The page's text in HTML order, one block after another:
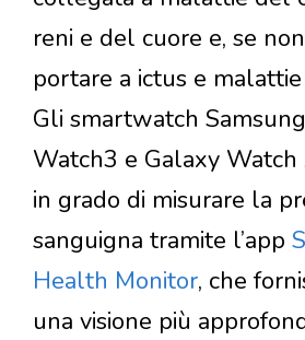
reni e del cuore e, se
portare a ictus e malattie
Gli smartwatch
Watch3 e Galaxy Watch
in grado di misurare la
sanguigna tramite l’app
Health Monitor, che
una visione più